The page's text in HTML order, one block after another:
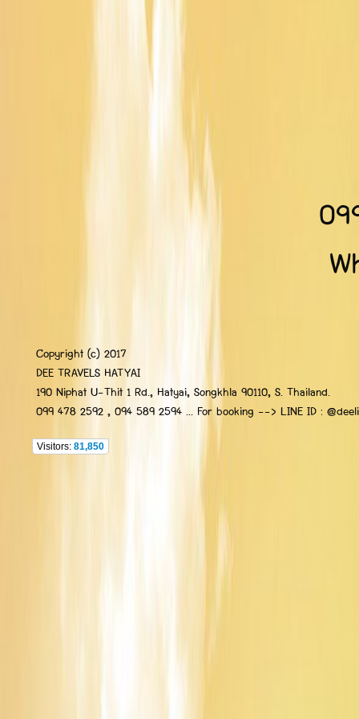
Copyright (c) 2017
DEE TRAVELS HATYAI
190 Niphat U-Thit 1 Rd., Hatyai, Songkhla 90110, S. Thailand.
099 478 2592 , 094 589 2594 ... For booking --> LINE ID :
Visitors: 81,850